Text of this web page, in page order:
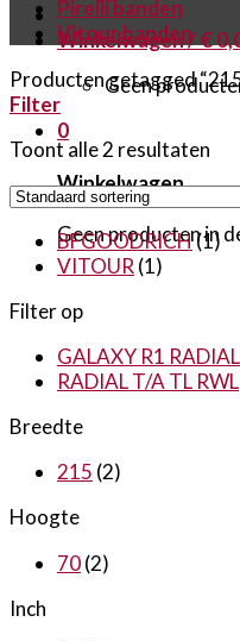
Winkelwagen /€
Geen
0
Winkelwagen
Geen producten in
Pirelli banden
Vitour banden
Producten getagged
Filter
Toont alle 2 resultaten
BFGOODRICH(1)
VITOUR (1)
Filter op
GALAXY R1
RADIAL T/A TL RWL
Breedte
215 (2)
Hoogte
70(2)
Inch